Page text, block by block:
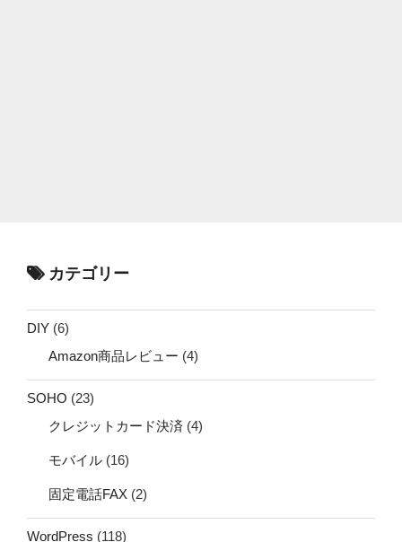
カテゴリー
DIY (6)
Amazon商品レビュー (4)
SOHO (23)
クレジットカード決済 (4)
モバイル (16)
固定電話FAX (2)
WordPress (118)